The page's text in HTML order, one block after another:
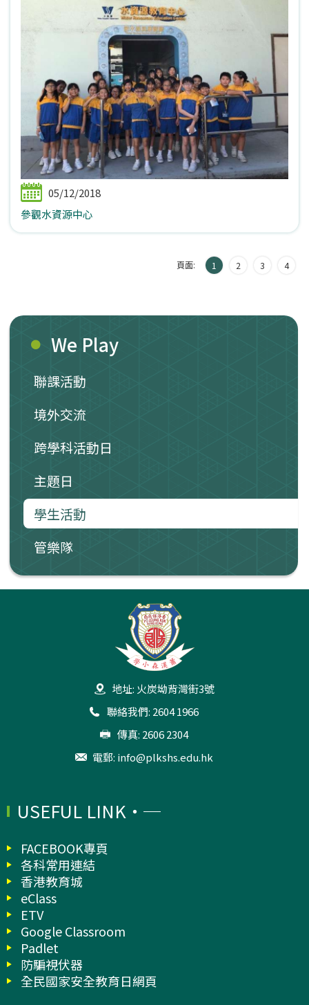
05/12/2018
參觀水資源中心
頁面: 1 2 3 4
We Play
聯課活動
境外交流
跨學科活動日
主題日
學生活動
管樂隊
地址: 火炭坳背灣街3號
聯絡我們: 2604 1966
傳真: 2606 2304
電郵: info@plkshs.edu.hk
USEFUL LINK
FACEBOOK專頁
各科常用連結
香港教育城
eClass
ETV
Google Classroom
Padlet
防騙視伏器
全民國家安全教育日網頁